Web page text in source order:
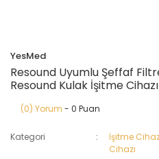
YesMed
Resound Uyumlu Şeffaf
Resound Kulak İşitme
(0) Yorum - 0 Puan
Kategori İşitme
Cihazı